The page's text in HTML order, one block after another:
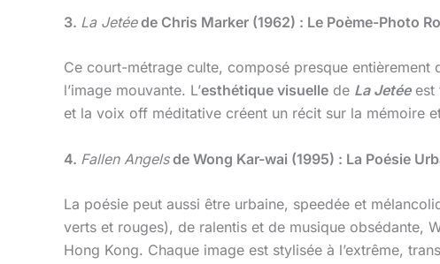
3. La Jetéede Chris Marker (1962) : Le Poème-Photo
Ce court-métrage culte, composé presque
l’image mouvante. L’esthétique visuelle de La Jetéeest
et la voix off méditative créent un récit sur la mémoire
4. Fallen Angelsde Wong Kar-wai (1995) : La Poésie
La poésie peut aussi être urbaine, speedée et
verts et rouges), de ralentis et de musique obsédante,
Hong Kong. Chaque image est stylisée à l’extrême,